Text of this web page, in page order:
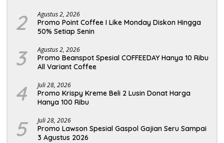
2 Agustus 2, 2026
Promo Point Coffee I Like Monday Diskon Hingga
50% Setiap Senin
3 Agustus 2, 2026
Promo Beanspot Spesial COFFEEDAY Hanya 10 Ribu
All Variant Coffee
4 Juli 28, 2026
Promo Krispy Kreme Beli 2 Lusin Donat Harga
Hanya 100 Ribu
5 Juli 28, 2026
Promo Lawson Spesial Gaspol Gajian Seru Sampai
3 Agustus 2026